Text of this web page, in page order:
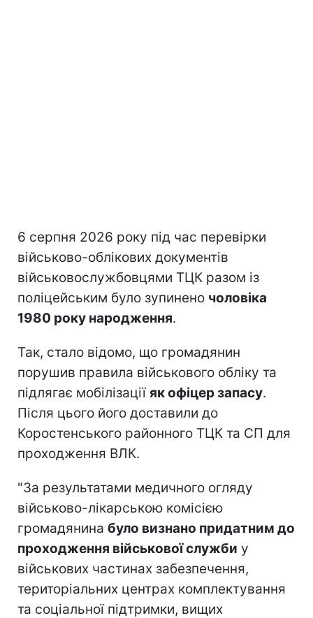
6 серпня 2026 року під час перевірки
військово-облікових документів
військовослужбовцями ТЦК разом із
поліцейським було зупинено чоловіка
1980 року народження.
Так, стало відомо, що громадянин
порушив правила військового обліку та
підлягає мобілізаціїяк офіцер запасу.
Після цього його доставили до
Коростенського районного ТЦК та СП для
проходження ВЛК.
"За результатами медичного огляду
військово-лікарською комісією
громадянина було визнано придатним до
проходження військової служби у
військових частинах забезпечення,
територіальних центрах комплектування
та соціальної підтримки, вищих